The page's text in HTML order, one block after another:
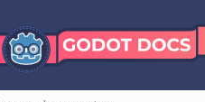
OpenXRSpatial
Capability
OpenXRSpatial
Capability